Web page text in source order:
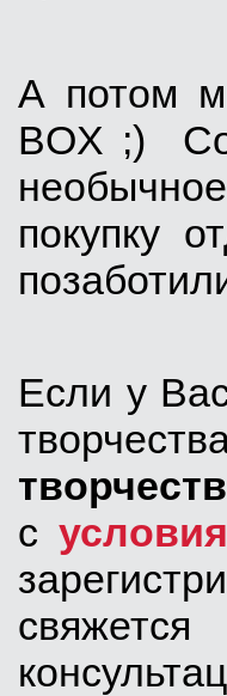
А потом
BOX ;)
покупку
Если у
с